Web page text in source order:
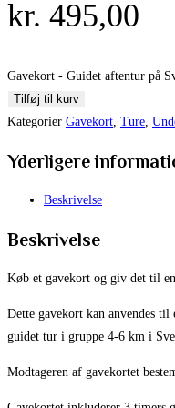
kr. 495,00
Gavekort - Guidet aftentur på
Tilføj til kurv
Kategorier Gavekort, Ture,
Yderligere
Beskrivelse
Beskrivelse
Køb et gavekort og giv det til
Dette gavekort kan anvendes
guidet tur i gruppe 4-6 km i
Modtageren af gavekortet